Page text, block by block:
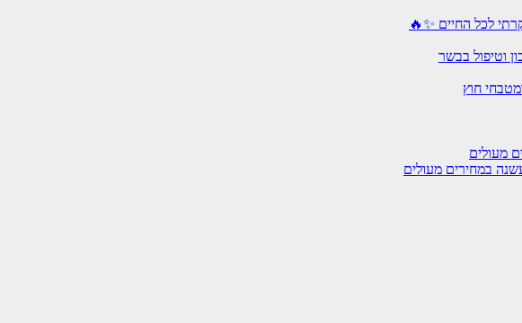
חוץ
מעולים
במחירים מעולים